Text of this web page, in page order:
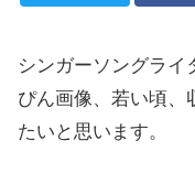
シンガーソングライ
ぴん画像、若い頃、
たいと思います。